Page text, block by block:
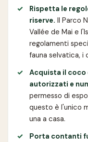
Rispetta le
riserve. Il Parco
Vallée de Mai e
regolamenti
fauna selvatica, i
Acquista il coco
autorizzati e
permesso di
questo è l'unico
una a casa.
Porta contanti